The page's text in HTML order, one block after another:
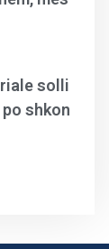
solli
shkon